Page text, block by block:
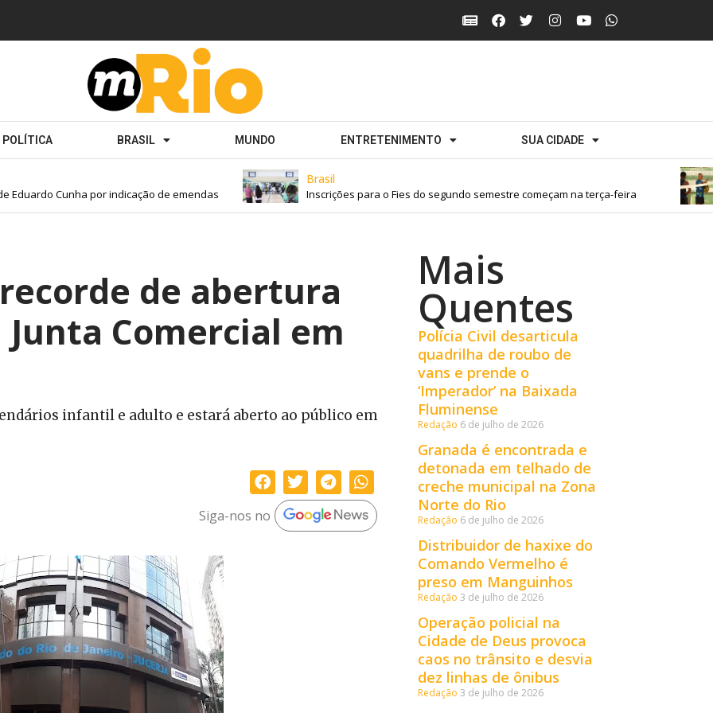
POLÍTICA BRASIL MUNDO ENTRETENIMENTO SUA CIDADE
Cunha por indicação de emendas
Brasil
Inscrições para o Fies do segundo semestre começam na terça-feira
de abertura
Comercial em
infantil e adulto e estará aberto ao público em
Siga-nos no
Mais
Quentes
Polícia Civil desarticula
quadrilha de roubo de
vans e prende o
‘Imperador’ na Baixada
Fluminense
Redação 6 de julho de 2026
Granada é encontrada e
detonada em telhado de
creche municipal na Zona
Norte do Rio
Redação 6 de julho de 2026
Distribuidor de haxixe do
Comando Vermelho é
preso em Manguinhos
Redação 3 de julho de 2026
Operação policial na
Cidade de Deus provoca
caos no trânsito e desvia
dez linhas de ônibus
Redação 3 de julho de 2026